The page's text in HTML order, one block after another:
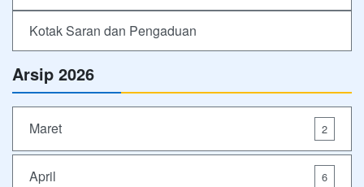
Kotak Saran dan Pengaduan
Arsip 2026
Maret 2
April 6